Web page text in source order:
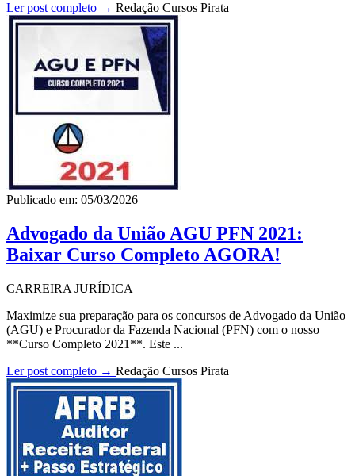
Ler post completo → Redação Cursos Pirata
Publicado em: 05/03/2026
Advogado da União AGU PFN 2021:
Baixar Curso Completo AGORA!
CARREIRA JURÍDICA
Maximize sua preparação para os concursos de Advogado da União
(AGU) e Procurador da Fazenda Nacional (PFN) com o nosso
**Curso Completo 2021**. Este ...
Ler post completo → Redação Cursos Pirata